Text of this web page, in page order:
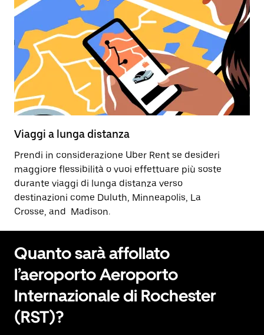
Viaggi a lunga distanza
Prendi in considerazione Uber Rent se desideri
maggiore flessibilità o vuoi effettuare più soste
durante viaggi di lunga distanza verso
destinazioni come Duluth, Minneapolis, La
Crosse, and Madison.
Quanto sarà affollato
l’aeroporto Aeroporto
Internazionale di Rochester
(RST)?